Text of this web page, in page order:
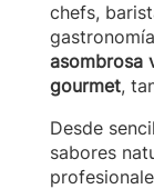
chefs,
asombrosa
gourmet,
Desde
sabores